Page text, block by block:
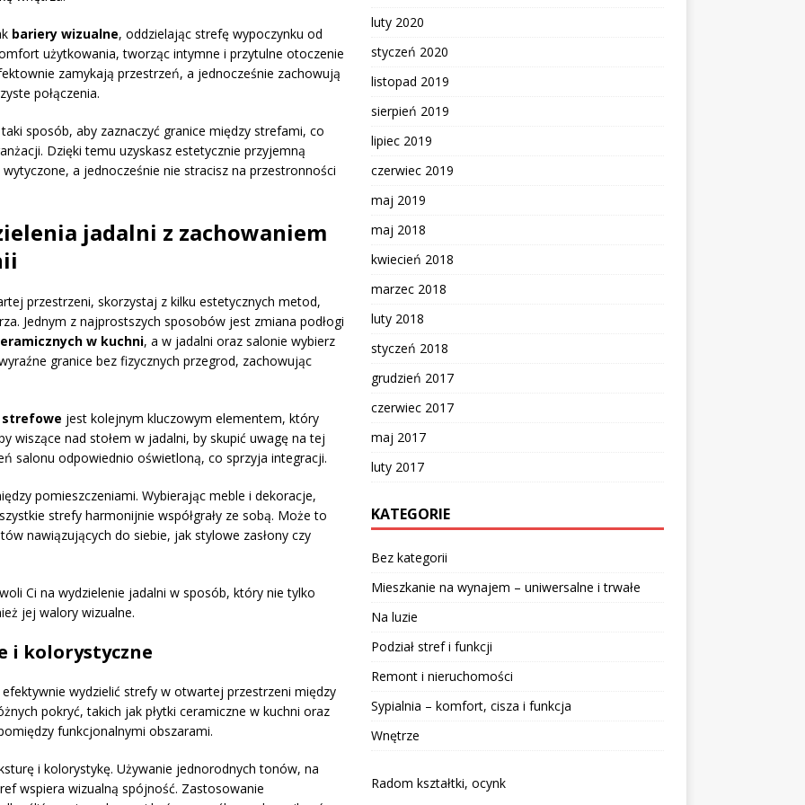
bariery wizualne, oddzielając strefę wypoczynku od
użytkowania, tworząc intymne i przytulne otoczenie
zamykają przestrzeń, a jednocześnie zachowują
połączenia.
sposób, aby zaznaczyć granice między strefami, co
Dzięki temu uzyskasz estetycznie przyjemną
a jednocześnie nie stracisz na przestronności
jadalni z zachowaniem
przestrzeni, skorzystaj z kilku estetycznych metod,
Jednym z najprostszych sposobów jest zmiana podłogi
w kuchni, a w jadalni oraz salonie wybierz
granice bez fizycznych przegrod, zachowując
jest kolejnym kluczowym elementem, który
wiszące nad stołem w jadalni, by skupić uwagę na tej
salonu odpowiednio oświetloną, co sprzyja integracji.
pomieszczeniami. Wybierając meble i dekoracje,
strefy harmonijnie współgrały ze sobą. Może to
nawiązujących do siebie, jak stylowe zasłony czy
Ci na wydzielenie jadalni w sposób, który nie tylko
jej walory wizualne.
i kolorystyczne
wydzielić strefy w otwartej przestrzeni między
pokryć, takich jak płytki ceramiczne w kuchni oraz
funkcjonalnymi obszarami.
i kolorystykę. Używanie jednorodnych tonów, na
wspiera wizualną spójność. Zastosowanie
luty 2020
styczeń 2020
listopad 2019
sierpień 2019
lipiec 2019
czerwiec 2019
maj 2019
maj 2018
kwiecień 2018
marzec 2018
luty 2018
styczeń 2018
grudzień 2017
czerwiec 2017
maj 2017
luty 2017
KATEGORIE
Bez kategorii
Mieszkanie na wynajem – uniwersalne i trwałe
Na luzie
Podział stref i funkcji
Remont i nieruchomości
Sypialnia – komfort, cisza i funkcja
Wnętrze
Radom kształtki, ocynk